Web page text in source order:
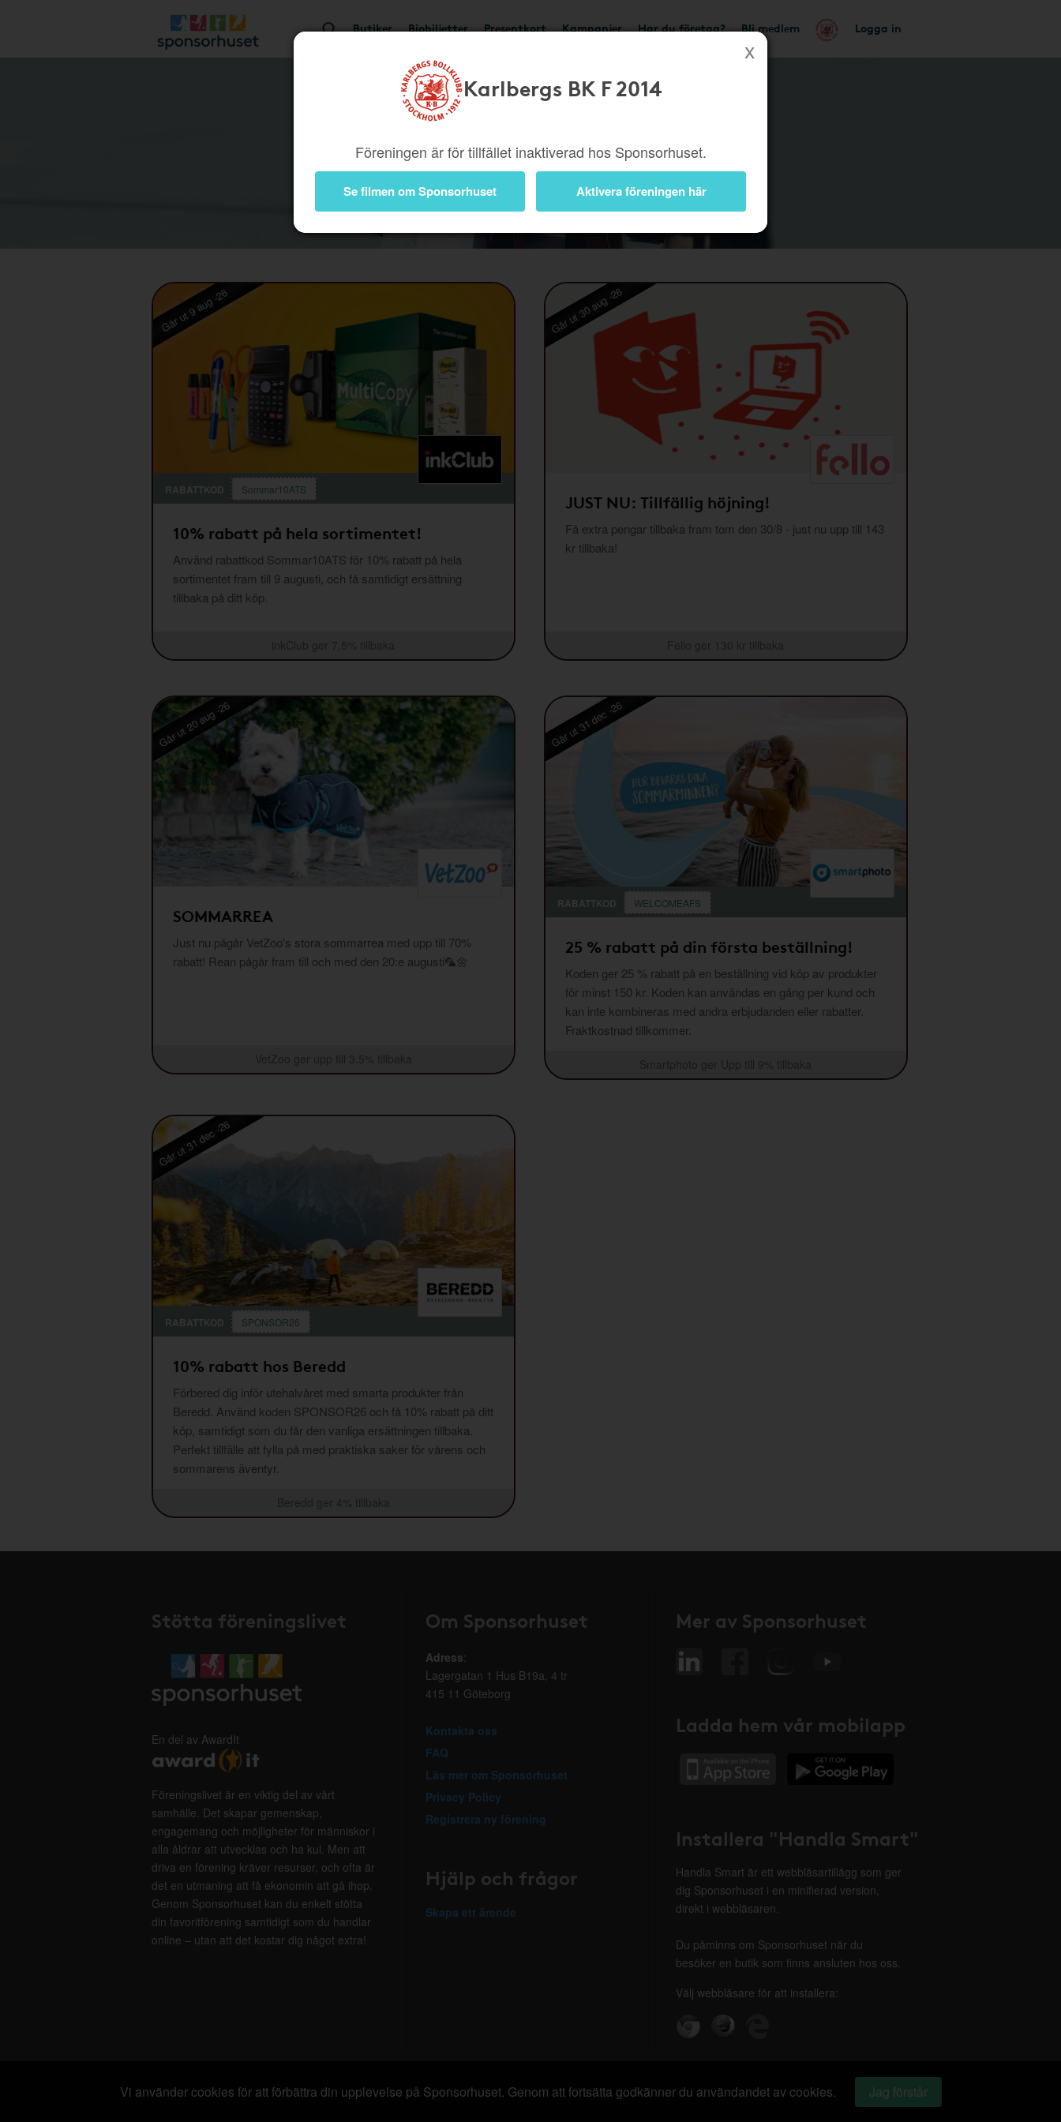
Butiker Biobiljetter Presentkort Kampanjer Har du företag? Bli medlem Logga in
Karlbergs BK F 2014
Föreningen är för tillfället inaktiverad hos Sponsorhuset.
Se filmen om Sponsorhuset Aktivera föreningen här
Kampanjer
Går ut 9 aug -26
RABATTKOD Sommar10ATS
10% rabatt på hela sortimentet!
Använd rabattkod Sommar10ATS för 10% rabatt på hela
sortimentet fram till 9 augusti, och få samtidigt ersättning
tillbaka på ditt köp.
Går ut 30 aug -26
JUST NU: Tillfällig höjning!
Få extra pengar tillbaka fram tom den 30/8 - just nu upp till 143
kr tillbaka!
Går ut 20 aug -26
SOMMARREA
Just nu pågår VetZoo's stora sommarrea med upp till 70%
rabatt! Rean pågår fram till och med den 20:e augusti🦜🌼
Går ut 31 dec -26
RABATTKOD WELCOMEAFS
25 % rabatt på din första beställning!
Koden ger 25 % rabatt på en beställning vid köp av produkter
för minst 150 kr. Koden kan användas en gång per kund och
kan inte kombineras med andra erbjudanden eller rabatter.
Fraktkostnad tillkommer.
Går ut 31 dec -26
RABATTKOD SPONSOR26
10% rabatt hos Beredd
Förbered dig inför utehalvåret med smarta produkter från
Beredd. Använd koden SPONSOR26 och få 10% rabatt på ditt
köp, samtidigt som du får den vanliga ersättningen tillbaka.
Perfekt tillfälle att fylla på med praktiska saker för vårens och
sommarens äventyr.
Stötta föreningslivet
En del av AwardIt
Föreningslivet är en viktig del av vårt
samhälle. Det skapar gemenskap,
engagemang och möjligheter för människor i
alla åldrar att utvecklas och ha kul. Men att
driva en förening kräver resurser, och ofta är
det en utmaning att få ekonomin att gå ihop.
Genom Sponsorhuset kan du enkelt stötta
din favoritförening samtidigt som du handlar
online – utan att det kostar dig något extra!
Om Sponsorhuset
Adress:
Lagergatan 1 Hus B19a, 4 tr
415 11 Göteborg
Kontakta oss
FAQ
Läs mer om Sponsorhuset
Privacy Policy
Registrera ny förening
Hjälp och frågor
Skapa ett ärende
Mer av Sponsorhuset
Ladda hem vår mobilapp
Installera "Handla Smart"
Handla Smart är ett webbläsartillägg som ger
dig Sponsorhuset i en minifierad version,
direkt i webbläsaren.
Du påminns om Sponsorhuset när du
besöker en butik som finns ansluten hos oss.
Välj webbläsare för att installera:
Vi använder cookies för att förbättra din upplevelse på Sponsorhuset. Genom att fortsätta godkänner du användandet av cookies. Jag förstår